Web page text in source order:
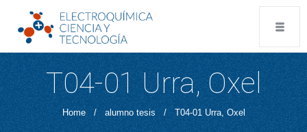
T04-01 Urra, Oxel
Home / alumno tesis / T04-01 Urra, Oxel